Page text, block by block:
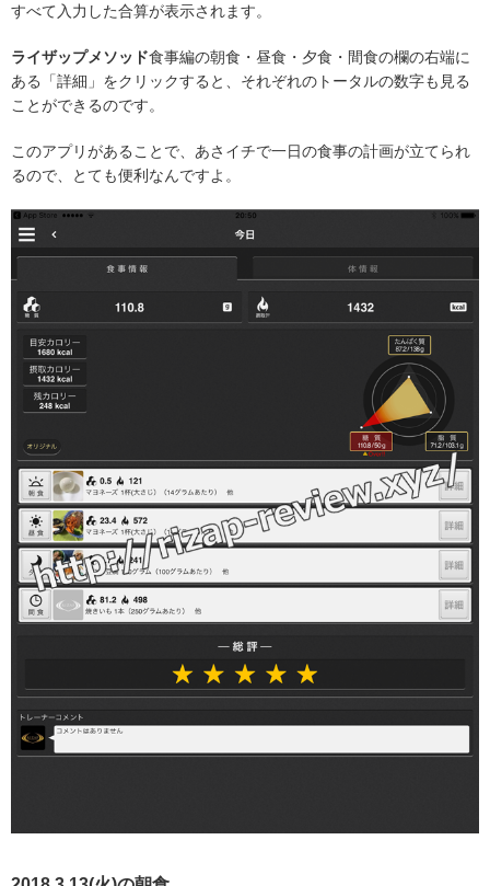
すべて入力した合算が表示されます。
ライザップメソッド食事編の朝食・昼食・夕食・間食の欄の右端に
ある「詳細」をクリックすると、それぞれのトータルの数字も見る
ことができるのです。
このアプリがあることで、あさイチで一日の食事の計画が立てられ
るので、とても便利なんですよ。